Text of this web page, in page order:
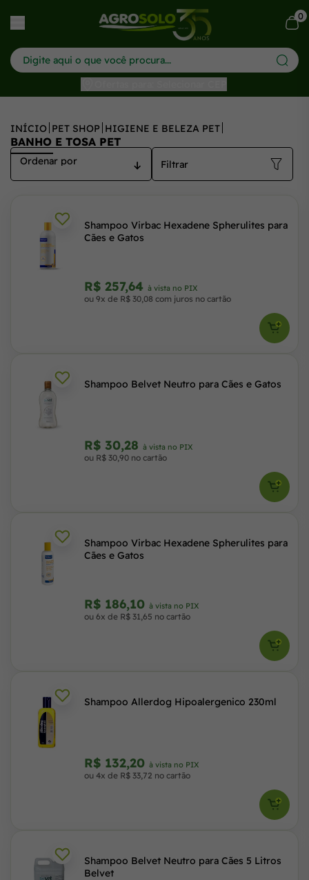
0
INÍCIO PET SHOP HIGIENE E BELEZA PET
BANHO E TOSA PET
Filtrar
Shampoo Virbac Hexadene Spherulites para
Cães e Gatos
R$ 257,64 à vista no PIX
ou 9x de R$ 30,08 com juros no cartão
Shampoo Belvet Neutro para Cães e Gatos
R$ 30,28 à vista no PIX
ou R$ 30,90 no cartão
Shampoo Virbac Hexadene Spherulites para
Cães e Gatos
R$ 186,10 à vista no PIX
ou 6x de R$ 31,65 no cartão
Shampoo Allerdog Hipoalergenico 230ml
R$ 132,20 à vista no PIX
ou 4x de R$ 33,72 no cartão
Shampoo Belvet Neutro para Cães 5 Litros
Belvet